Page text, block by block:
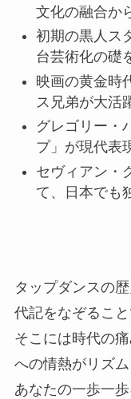
文化の融合か
初期の黒人ス
台芸術化の礎
映画の黄金時
ス兄弟が大活
グレゴリー・
プ」が現代表
セヴィアン・
て、日本でも
タップダンスの
代記をなぞること
そこには時代の
への情熱がリズ
あなたの一歩一